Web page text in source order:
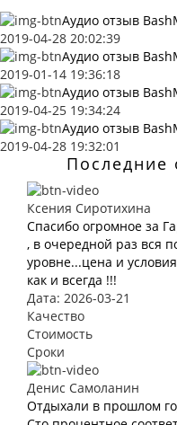
Аудио отзыв
2019-04-28 20:02:39
Аудио отзыв
2019-01-14 19:36:18
Аудио отзыв
2019-04-25 19:34:24
Аудио отзыв
2019-04-28 19:32:01
Последние
Ксения Сиротихина
Спасибо огромное за
, в очередной раз вся
уровне...цена и
как и всегда !!!
Дата: 2026-03-21
Качество
Стоимость
Сроки
Денис Самоланин
Отдыхали в прошлом